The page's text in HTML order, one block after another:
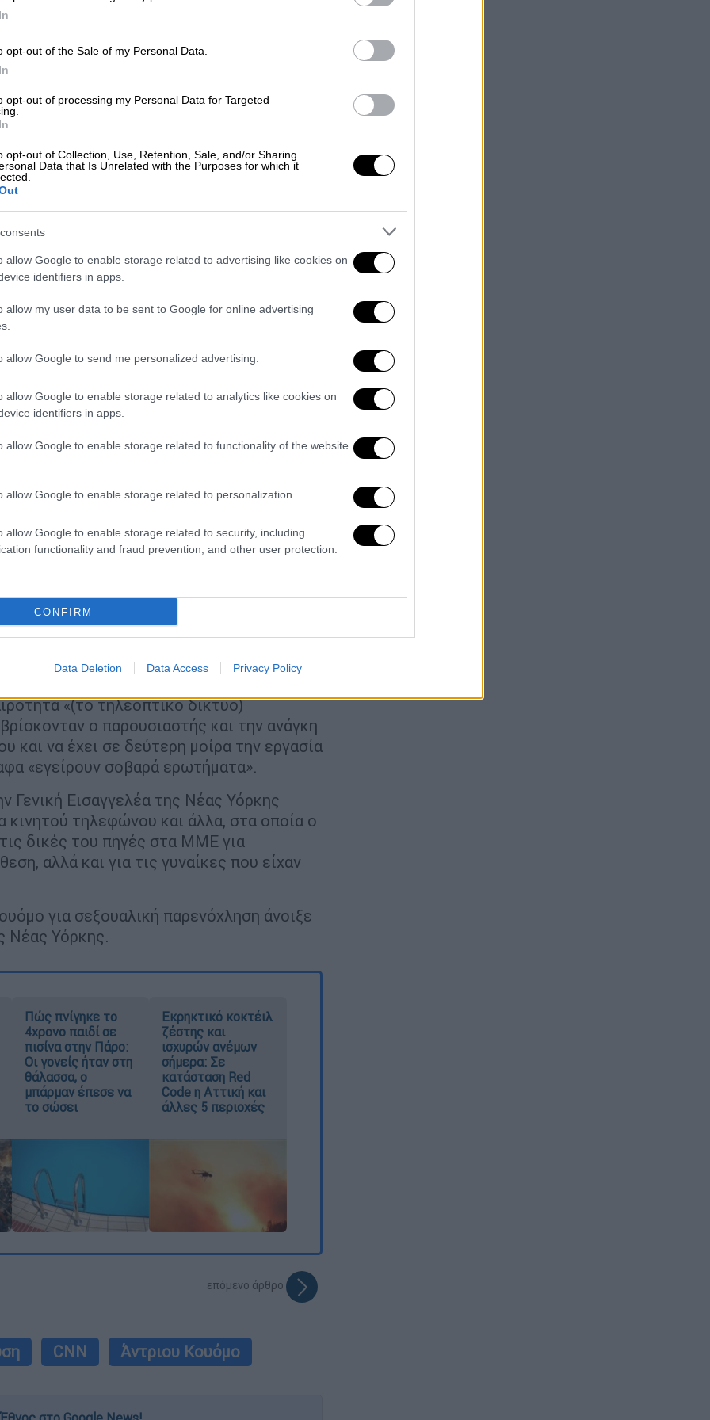
opt-out of the Sale of my Personal Data.
opt-out of processing my Personal Data for Targeted
opt-out of Collection, Use, Retention, Sale, and/or Sharing
Data that Is Unrelated with the Purposes for which it
allow Google to enable storage related to advertising like cookies on
identifiers in apps.
allow my user data to be sent to Google for online advertising
allow Google to send me personalized advertising.
allow Google to enable storage related to analytics like cookies on
identifiers in apps.
allow Google to enable storage related to functionality of the website
allow Google to enable storage related to personalization.
allow Google to enable storage related to security, including
functionality and fraud prevention, and other user protection.
CONFIRM
Data Deletion Data Access Privacy Policy
του, σε σχέση με όσα γνωρίζαμε
την εργασία του Κρις επ’
ανακοίνωσε το CNN.
από τη θέση του κυβερνήτη τον
για σεξουαλική παρενόχληση. Ο
σε αίτημα σχολιασμού σχετικά με την
δημοσιογραφική εκπομπή του CNN,
μερικούς από τους κανόνες του
με την παροχή συμβουλών στον
των κατηγοριών για σεξουαλική
Πατέρας χτυπά άγρια το μωρό
εικόνες
Ο Έλληνας χρειάζεται
καλό του
που… ξυρίζει – Πού
ότι κατά τη συγκεκριμένη περίοδο που η
«(το τηλεοπτικό δίκτυο)
ο παρουσιαστής και την ανάγκη
και να έχει σε δεύτερη μοίρα την εργασία
«εγείρουν σοβαρά ερωτήματα».
Γενική Εισαγγελέα της Νέας Υόρκης
κινητού τηλεφώνου και άλλα, στα οποία ο
δικές του πηγές στα ΜΜΕ για
αλλά και για τις γυναίκες που είχαν
για σεξουαλική παρενόχληση άνοιξε
Νέας Υόρκης.
Πώς πνίγηκε το
4χρονο παιδί σε
πισίνα στην Πάρο:
Οι γονείς ήταν στη
θάλασσα, ο
μπάρμαν έπεσε να
το σώσει
Εκρηκτικό κοκτέιλ
ζέστης και
ισχυρών ανέμων
σήμερα: Σε
κατάσταση Red
Code η Αττική και
άλλες 5 περιοχές
επόμενο άρθρο
CNN Άντριου Κουόμο